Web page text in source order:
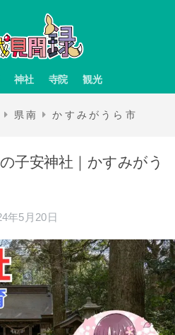
神社 寺院 観光
県南 かすみがうら市
子安神社｜かすみがう
年5月20日